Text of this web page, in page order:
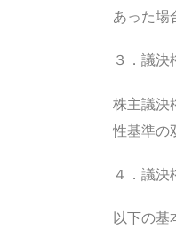
あった場
３．議
株主議決
性基準の
４．議決
以下の基